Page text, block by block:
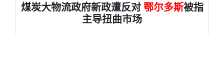
煤炭大物流政府新政遭反对 鄂尔多斯被指
主导扭曲市场